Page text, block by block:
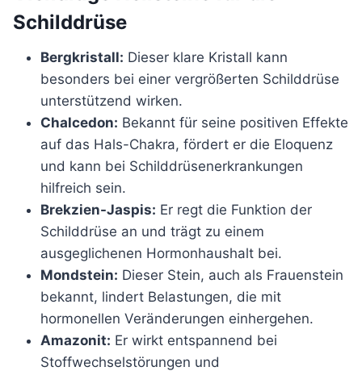
Schilddrüse
Bergkristall: Dieser klare Kristall kann
besonders bei einer vergrößerten Schilddrüse
unterstützend wirken.
Chalcedon: Bekannt für seine positiven Effekte
auf das Hals-Chakra, fördert er die Eloquenz
und kann bei Schilddrüsenerkrankungen
hilfreich sein.
Brekzien-Jaspis: Er regt die Funktion der
Schilddrüse an und trägt zu einem
ausgeglichenen Hormonhaushalt bei.
Mondstein: Dieser Stein, auch als Frauenstein
bekannt, lindert Belastungen, die mit
hormonellen Veränderungen einhergehen.
Amazonit: Er wirkt entspannend bei
Stoffwechselstörungen und